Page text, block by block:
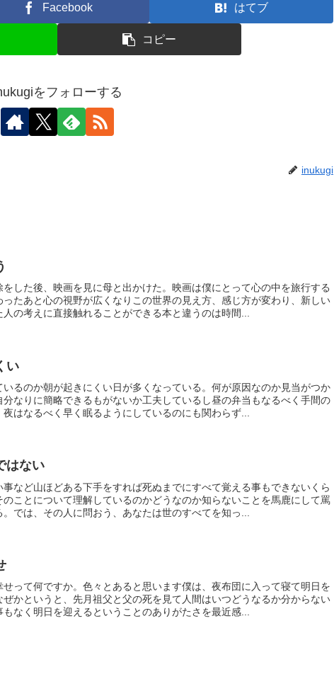
Facebook はてブ
コピー
をフォローする
inukugi
した後、映画を見に母と出かけた。映画は僕にとって心の中を旅行する
ったあと心の視野が広くなりこの世界の見え方、感じ方が変わり、新しい
人の考えに直接触れることができる本と違うのは時間...
い
るのか朝が起きにくい日が多くなっている。何が原因なのか見当がつか
分なりに簡略できるもがないか工夫しているし昼の弁当もなるべく手間の
はなるべく早く眠るようにしているのにも関わらず...
はない
など山ほどある下手をすれば死ぬまでにすべて覚える事もできないくら
のことについて理解しているのかどうなのか知らないことを馬鹿にして罵
では、その人に問おう、あなたは世のすべてを知っ...
って何ですか。色々とあると思います僕は、夜布団に入って寝て明日を
かというと、先月祖父と父の死を見て人間はいつどうなるか分からない
なく明日を迎えるということのありがたさを最近感...